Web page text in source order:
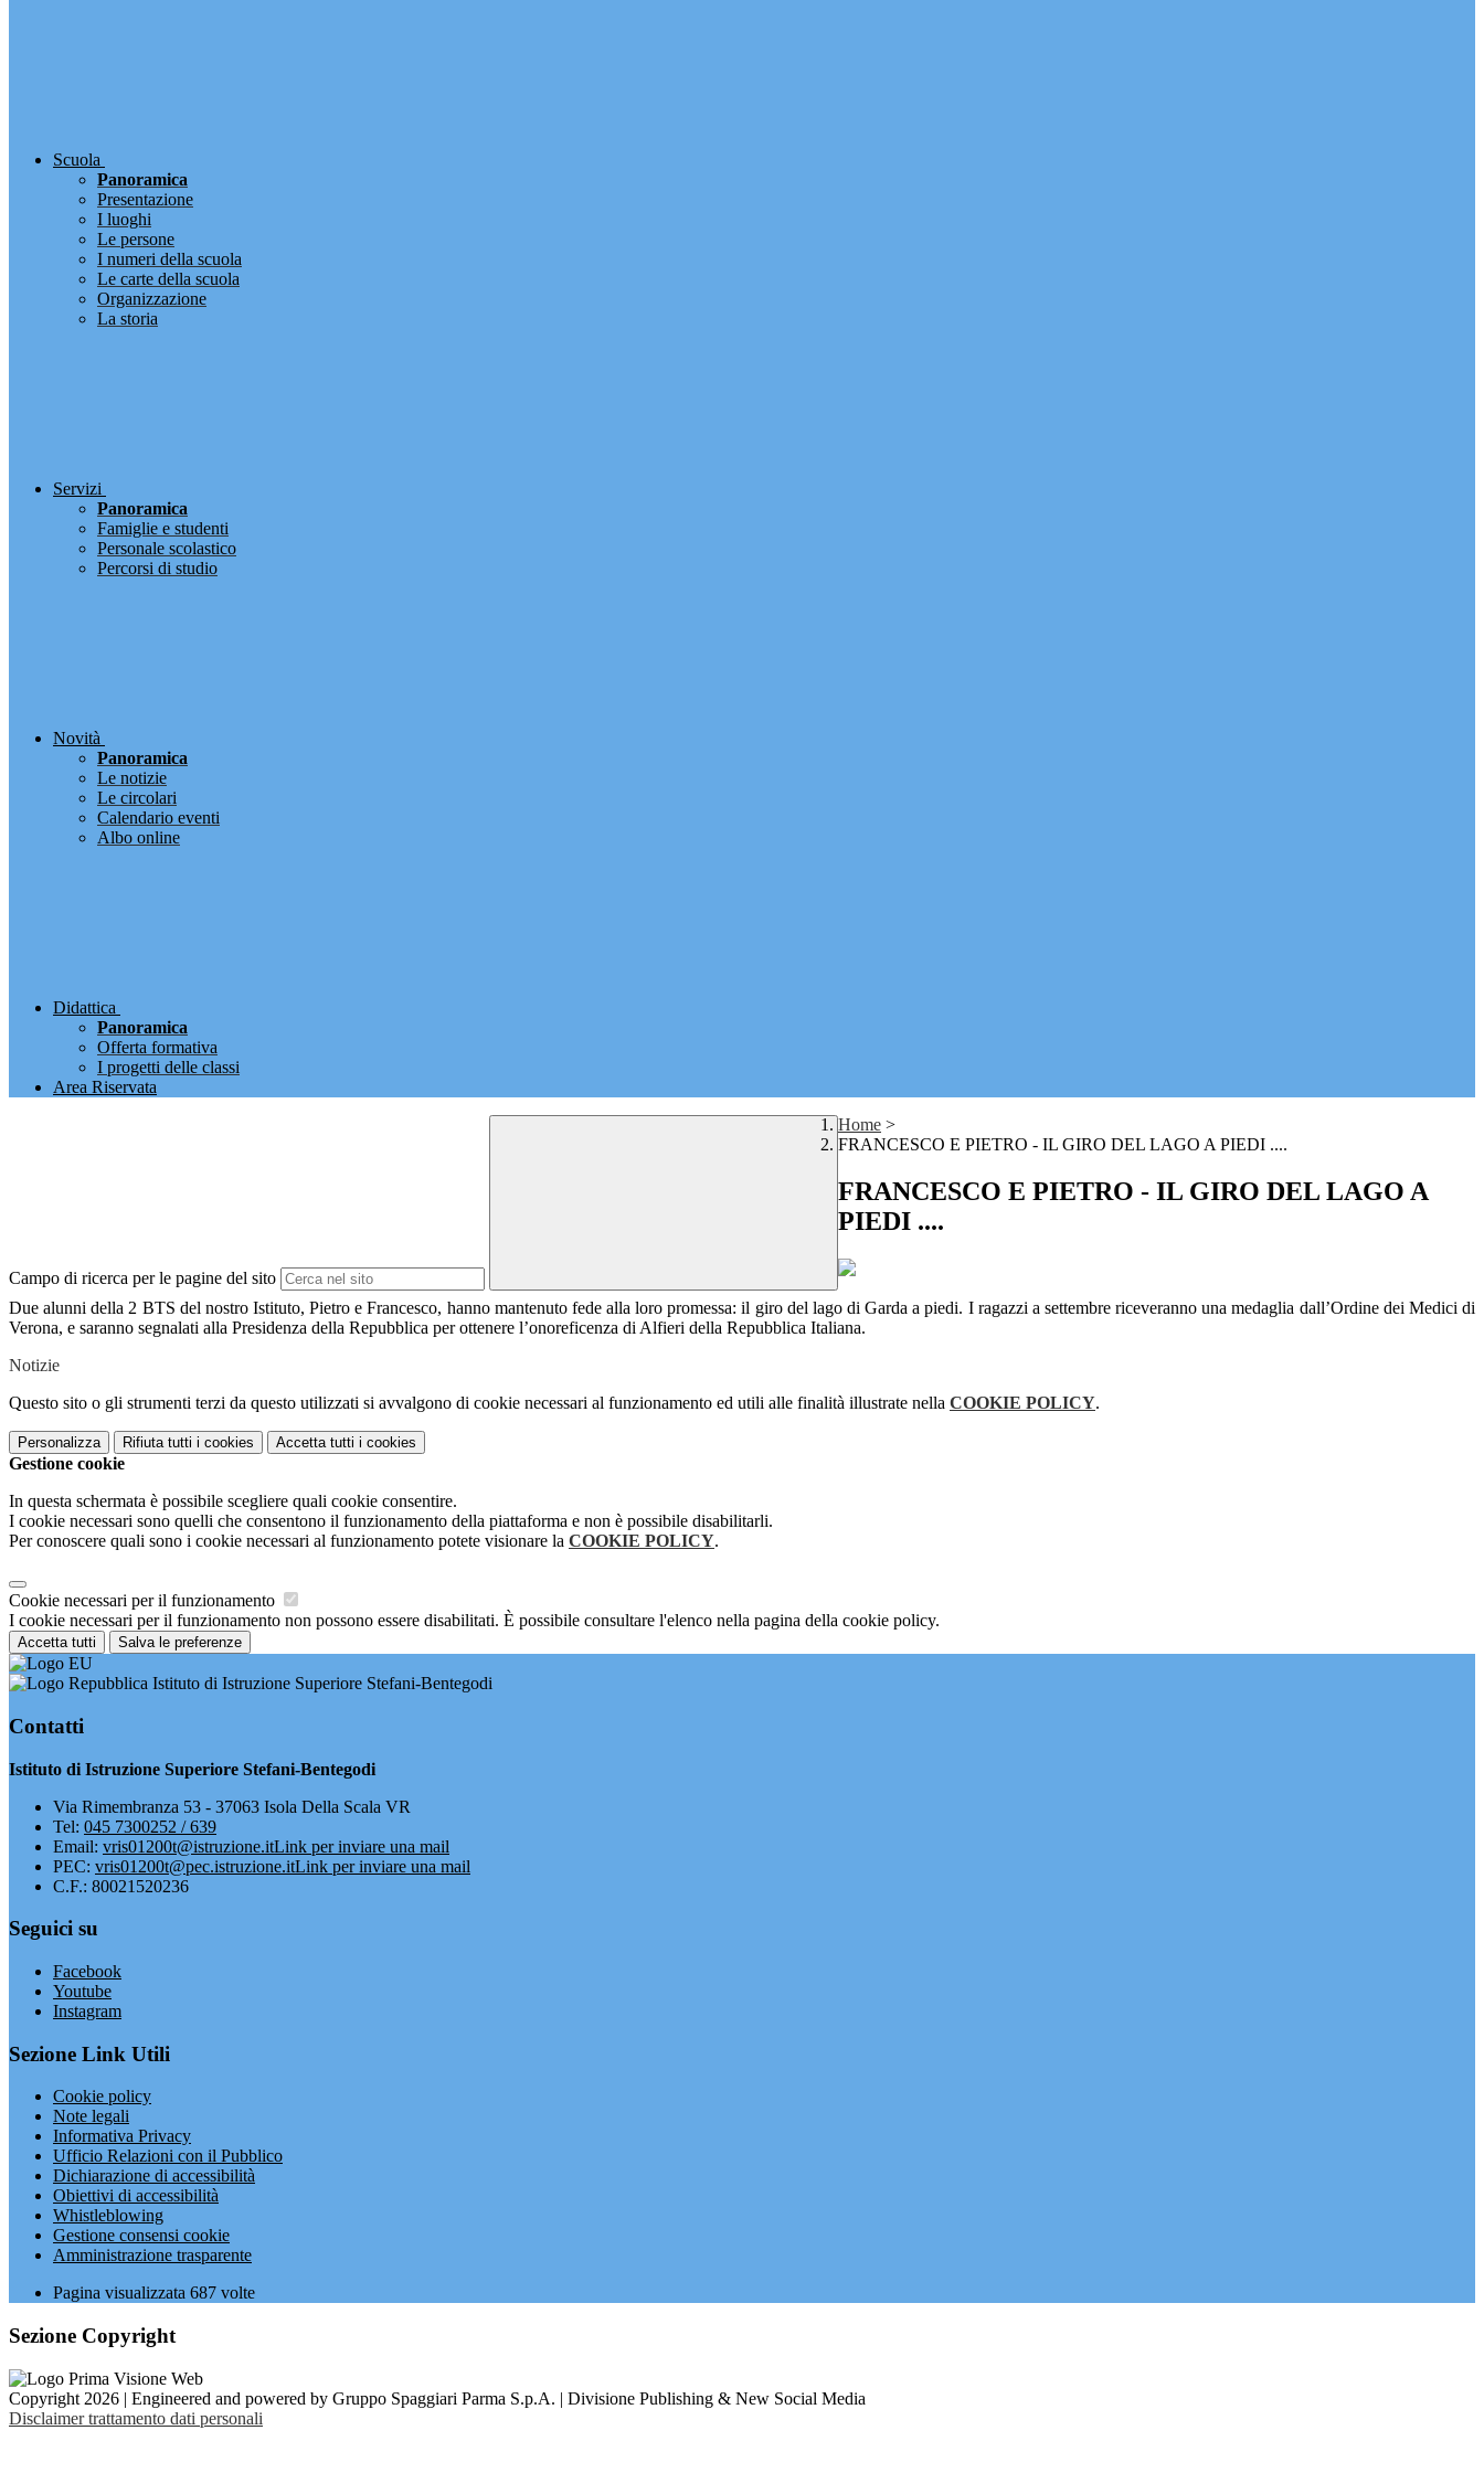
Scuola
Panoramica
Presentazione
I luoghi
Le persone
I numeri della scuola
Le carte della scuola
Organizzazione
La storia
Servizi
Panoramica
Famiglie e studenti
Personale scolastico
Percorsi di studio
Novità
Panoramica
Le notizie
Le circolari
Calendario eventi
Albo online
Didattica
Panoramica
Offerta formativa
I progetti delle classi
Area Riservata
Campo di ricerca per le pagine del sito
Home >
FRANCESCO E PIETRO - IL GIRO DEL LAGO A PIEDI ....
FRANCESCO E PIETRO - IL GIRO DEL LAGO A
PIEDI ....
Due alunni della 2 BTS del nostro Istituto, Pietro e Francesco, hanno mantenuto fede alla loro promessa: il giro del lago di Garda a piedi. I ragazzi a settembre riceveranno una medaglia dall’Ordine dei Medici di
Verona, e saranno segnalati alla Presidenza della Repubblica per ottenere l’onoreficenza di Alfieri della Repubblica Italiana.
Notizie
Questo sito o gli strumenti terzi da questo utilizzati si avvalgono di cookie necessari al funzionamento ed utili alle finalità illustrate nella COOKIE POLICY.
Personalizza Rifiuta tutti i cookies Accetta tutti i cookies
Gestione cookie
In questa schermata è possibile scegliere quali cookie consentire.
I cookie necessari sono quelli che consentono il funzionamento della piattaforma e non è possibile disabilitarli.
Per conoscere quali sono i cookie necessari al funzionamento potete visionare la COOKIE POLICY.
Cookie necessari per il funzionamento
I cookie necessari per il funzionamento non possono essere disabilitati. È possibile consultare l'elenco nella pagina della cookie policy.
Accetta tutti Salva le preferenze
Istituto di Istruzione Superiore Stefani-Bentegodi
Contatti
Istituto di Istruzione Superiore Stefani-Bentegodi
Via Rimembranza 53 - 37063 Isola Della Scala VR
Tel: 045 7300252 / 639
Email: vris01200t@istruzione.itLink per inviare una mail
PEC: vris01200t@pec.istruzione.itLink per inviare una mail
C.F.: 80021520236
Seguici su
Facebook
Youtube
Instagram
Sezione Link Utili
Cookie policy
Note legali
Informativa Privacy
Ufficio Relazioni con il Pubblico
Dichiarazione di accessibilità
Obiettivi di accessibilità
Whistleblowing
Gestione consensi cookie
Amministrazione trasparente
Pagina visualizzata 687 volte
Sezione Copyright
Copyright 2026 | Engineered and powered by Gruppo Spaggiari Parma S.p.A. | Divisione Publishing & New Social Media
Disclaimer trattamento dati personali